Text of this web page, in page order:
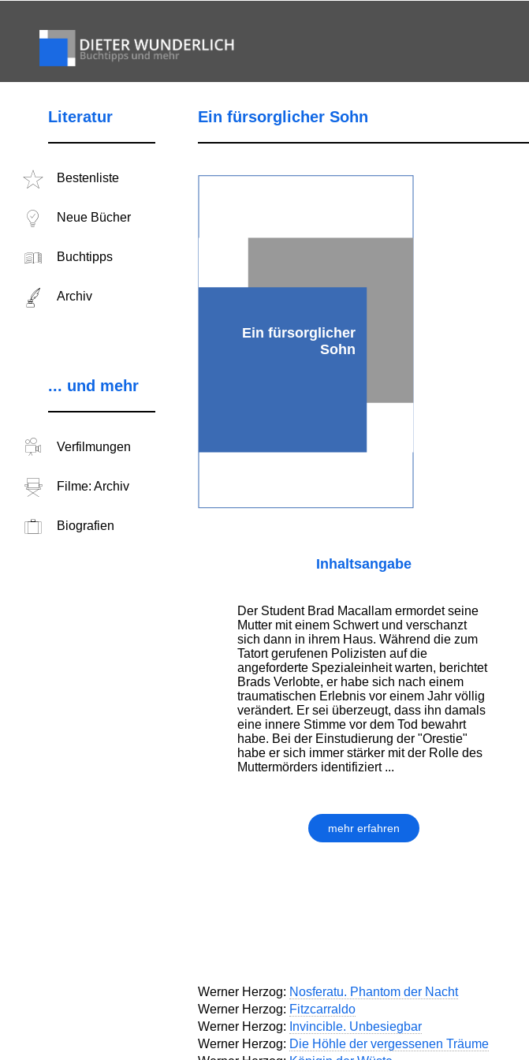
Literatur
Bestenliste
Neue Bücher
Buchtipps
Archiv
... und mehr
Verfilmungen
Filme: Archiv
Biografien
Ein fürsorglicher Sohn
Ein fürsorglicher
Sohn
Inhaltsangabe
Der Student Brad Macallam ermordet seine
Mutter mit einem Schwert und verschanzt
sich dann in ihrem Haus. Während die zum
Tatort gerufenen Polizisten auf die
angeforderte Spezialeinheit warten, berichtet
Brads Verlobte, er habe sich nach einem
traumatischen Erlebnis vor einem Jahr völlig
verändert. Er sei überzeugt, dass ihn damals
eine innere Stimme vor dem Tod bewahrt
habe. Bei der Einstudierung der "Orestie"
habe er sich immer stärker mit der Rolle des
Muttermörders identifiziert ...
mehr erfahren
Werner Herzog: Nosferatu. Phantom der Nacht
Werner Herzog: Fitzcarraldo
Werner Herzog: Invincible. Unbesiegbar
Werner Herzog: Die Höhle der vergessenen Träume